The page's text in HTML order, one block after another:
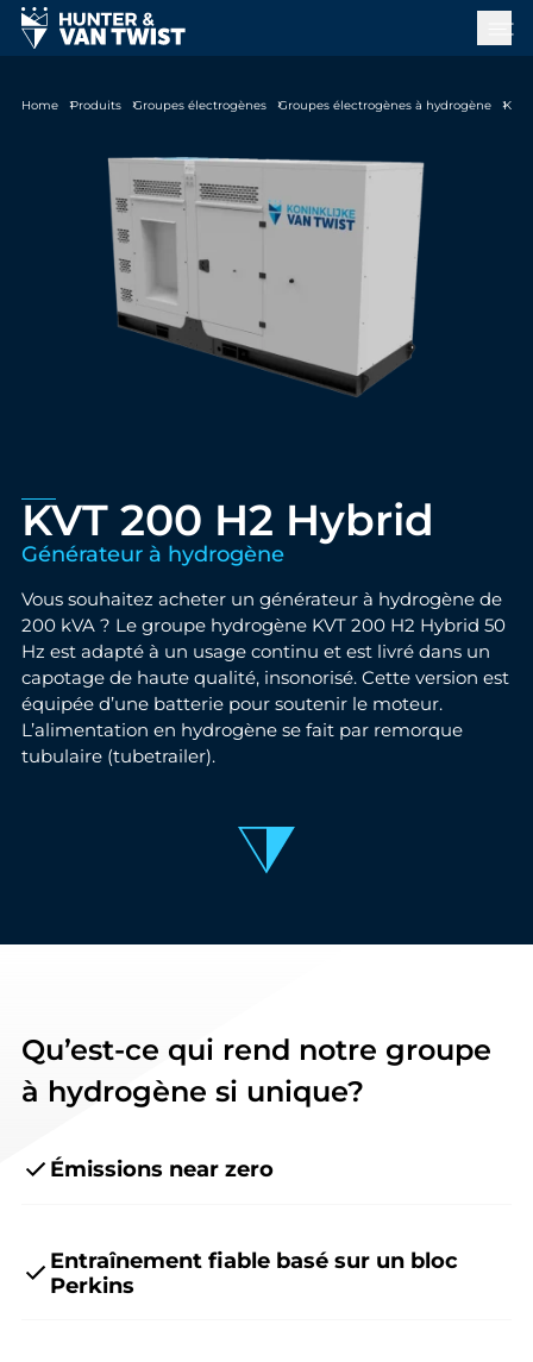
Home Produits Groupes électrogènes Groupes électrogènes à hydrogène KVT 200 H2 Hybrid
KVT 200 H2 Hybrid
Générateur à hydrogène
Vous souhaitez acheter un générateur à hydrogène de
200 kVA ? Le groupe hydrogène KVT 200 H2 Hybrid 50
Hz est adapté à un usage continu et est livré dans un
capotage de haute qualité, insonorisé. Cette version est
équipée d’une batterie pour soutenir le moteur.
L’alimentation en hydrogène se fait par remorque
tubulaire (tubetrailer).
Qu’est-ce qui rend notre groupe
à hydrogène si unique?
Émissions near zero
Entraînement fiable basé sur un bloc
Perkins